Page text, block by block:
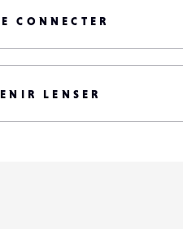
CONNECTER
LENSER